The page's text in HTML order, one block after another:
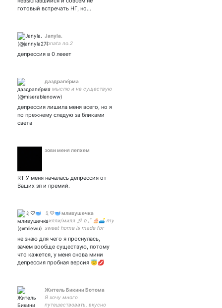
готовый встречать НГ, но…
Janyla.
sonata no.2
депрессия в 0 лееет
даздрапе́рма
не мыслю и не существую
депрессия лишила меня всего, но я
по прежнему следую за бликами
света
зови меня лепхем
RT У меня началась депрессия от
Ваших зп и премий.
ミ♡🥣 мливушечка
милли/миля 彡 ໑ ₊˚ 🎂🛋 𝗆𝗒
𝗌𝗐𝖾𝖾𝗍 𝗁𝗈𝗆𝖾 𝗂𝗌 𝗆𝖺𝖽𝖾 𝖿𝗈𝗋
не знаю для чего я проснулась,
зачем вообще существую, потому
что кажется, у меня снова мини
депрессия пробная версия 😇💋
Житель Бикини Ботома
Я хочу много
путешествовать, вкусно